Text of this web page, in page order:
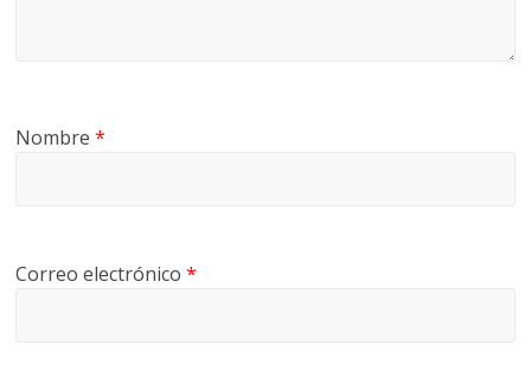
Nombre*
Correo electrónico*